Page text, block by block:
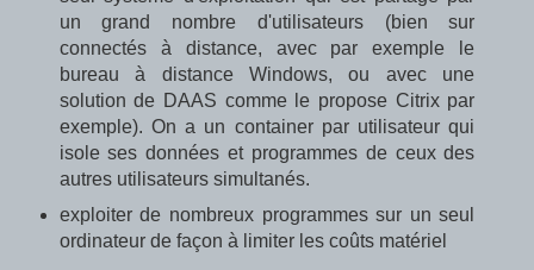
un grand nombre d'utilisateurs (bien sur
connectés à distance, avec par exemple le
bureau à distance Windows, ou avec une
solution de DAAS comme le propose Citrix par
exemple). On a un container par utilisateur qui
isole ses données et programmes de ceux des
autres utilisateurs simultanés.
exploiter de nombreux programmes sur un seul
ordinateur de façon à limiter les coûts matériel